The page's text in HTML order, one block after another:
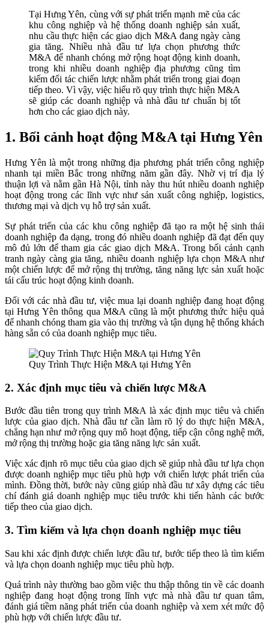
Tại Hưng Yên, cùng với sự phát triển mạnh mẽ của các
khu công nghiệp và hệ thống doanh nghiệp sản xuất,
nhu cầu thực hiện các giao dịch M&A đang ngày càng
gia tăng. Nhiều nhà đầu tư lựa chọn phương thức
M&A để nhanh chóng mở rộng hoạt động kinh doanh,
trong khi nhiều doanh nghiệp địa phương cũng tìm
kiếm đối tác chiến lược nhằm phát triển trong giai đoạn
tiếp theo. Vì vậy, việc hiểu rõ quy trình thực hiện M&A
sẽ giúp các doanh nghiệp và nhà đầu tư chuẩn bị tốt
hơn cho các giao dịch này.
1. Bối cảnh hoạt động M&A tại Hưng Yên
Hưng Yên là một trong những địa phương phát triển công nghiệp
nhanh tại miền Bắc trong những năm gần đây. Nhờ vị trí địa lý
thuận lợi và nằm gần Hà Nội, tỉnh này thu hút nhiều doanh nghiệp
hoạt động trong các lĩnh vực như sản xuất công nghiệp, logistics,
thương mại và dịch vụ hỗ trợ sản xuất.
Sự phát triển của các khu công nghiệp đã tạo ra một hệ sinh thái
doanh nghiệp đa dạng, trong đó nhiều doanh nghiệp đã đạt đến quy
mô đủ lớn để tham gia các giao dịch M&A. Trong bối cảnh cạnh
tranh ngày càng gia tăng, nhiều doanh nghiệp lựa chọn M&A như
một chiến lược để mở rộng thị trường, tăng năng lực sản xuất hoặc
tái cấu trúc hoạt động kinh doanh.
Đối với các nhà đầu tư, việc mua lại doanh nghiệp đang hoạt động
tại Hưng Yên thông qua M&A cũng là một phương thức hiệu quả
để nhanh chóng tham gia vào thị trường và tận dụng hệ thống khách
hàng sẵn có của doanh nghiệp mục tiêu.
Quy Trình Thực Hiện M&A tại Hưng Yên
2. Xác định mục tiêu và chiến lược M&A
Bước đầu tiên trong quy trình M&A là xác định mục tiêu và chiến
lược của giao dịch. Nhà đầu tư cần làm rõ lý do thực hiện M&A,
chẳng hạn như mở rộng quy mô hoạt động, tiếp cận công nghệ mới,
mở rộng thị trường hoặc gia tăng năng lực sản xuất.
Việc xác định rõ mục tiêu của giao dịch sẽ giúp nhà đầu tư lựa chọn
được doanh nghiệp mục tiêu phù hợp với chiến lược phát triển của
mình. Đồng thời, bước này cũng giúp nhà đầu tư xây dựng các tiêu
chí đánh giá doanh nghiệp mục tiêu trước khi tiến hành các bước
tiếp theo của giao dịch.
3. Tìm kiếm và lựa chọn doanh nghiệp mục tiêu
Sau khi xác định được chiến lược đầu tư, bước tiếp theo là tìm kiếm
và lựa chọn doanh nghiệp mục tiêu phù hợp.
Quá trình này thường bao gồm việc thu thập thông tin về các doanh
nghiệp đang hoạt động trong lĩnh vực mà nhà đầu tư quan tâm,
đánh giá tiềm năng phát triển của doanh nghiệp và xem xét mức độ
phù hợp với chiến lược đầu tư.